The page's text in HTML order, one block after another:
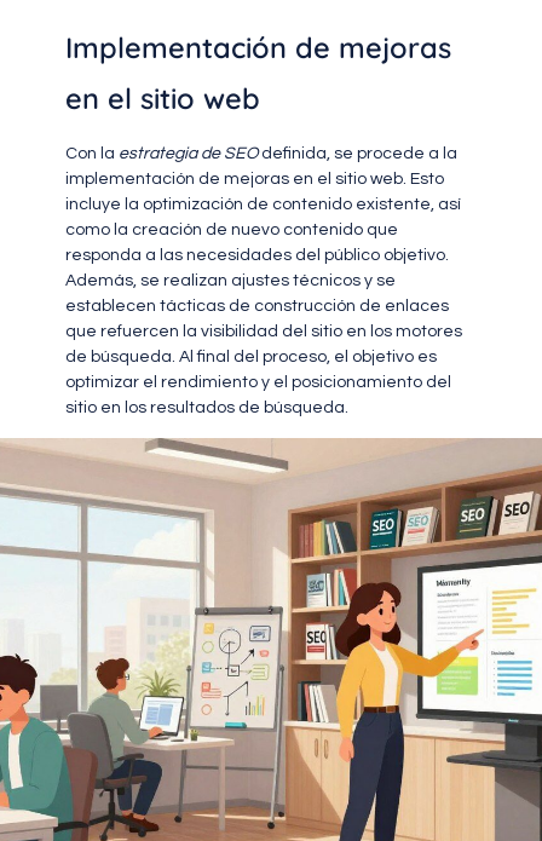
Implementación de mejoras
en el sitio web
Con la estrategia de SEOdefinida, se procede a la
implementación de mejoras en el sitio web. Esto
incluye la optimización de contenido existente, así
como la creación de nuevo contenido que
responda a las necesidades del público objetivo.
Además, se realizan ajustes técnicos y se
establecen tácticas de construcción de enlaces
que refuercen la visibilidad del sitio en los motores
de búsqueda. Al final del proceso, el objetivo es
optimizar el rendimiento y el posicionamiento del
sitio en los resultados de búsqueda.